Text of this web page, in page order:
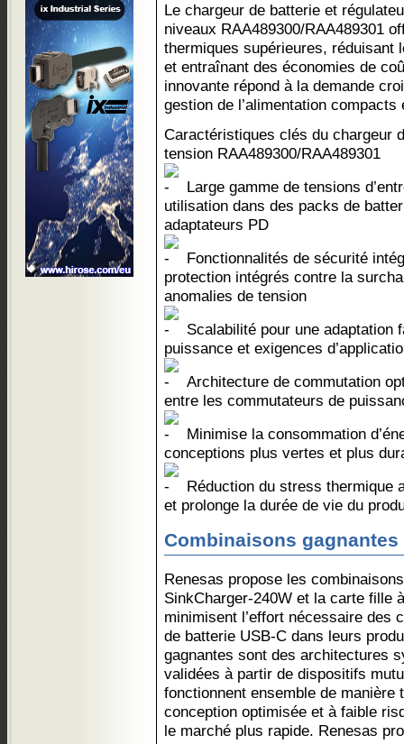
Le chargeur de batterie et
niveaux RAA489300/RAA489301
thermiques supérieures, réduisant
et entraînant des économies de
innovante répond à la demande
gestion de l’alimentation
Caractéristiques clés du chargeur
tension RAA489300/RAA489301
Large gamme de tensions
utilisation dans des packs de
adaptateurs PD
Fonctionnalités de sécurité
protection intégrés contre la
anomalies de tension
Scalabilité pour une adaptation
puissance et exigences
Architecture de commutation
entre les commutateurs de
Minimise la consommation
conceptions plus vertes et plus
Réduction du stress thermique
et prolonge la durée de vie du
Combinaisons gagnantes
Renesas propose les
SinkCharger-240W et la carte fille
minimisent l’effort nécessaire des
de batterie USB-C dans leurs
gagnantes sont des architectures
validées à partir de dispositifs
fonctionnent ensemble de manière
conception optimisée et à faible
le marché plus rapide. Renesas